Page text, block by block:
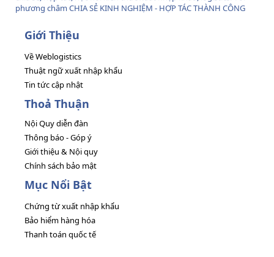
phương châm CHIA SẺ KINH NGHIỆM - HỢP TÁC THÀNH CÔNG
Giới Thiệu
Về Weblogistics
Thuật ngữ xuất nhập khẩu
Tin tức cập nhật
Thoả Thuận
Nội Quy diễn đàn
Thông báo - Góp ý
Giới thiệu & Nội quy
Chính sách bảo mật
Mục Nổi Bật
Chứng từ xuất nhập khẩu
Bảo hiểm hàng hóa
Thanh toán quốc tế